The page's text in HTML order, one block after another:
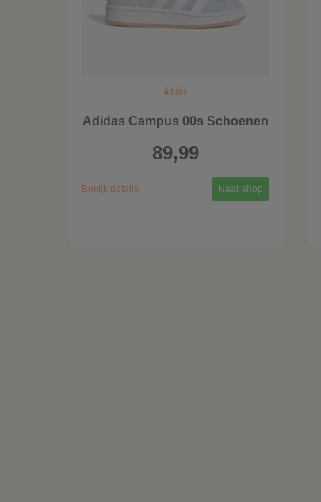
Adidas
Adidas Campus 00s Schoenen
89,99
Bekijk details Naar shop